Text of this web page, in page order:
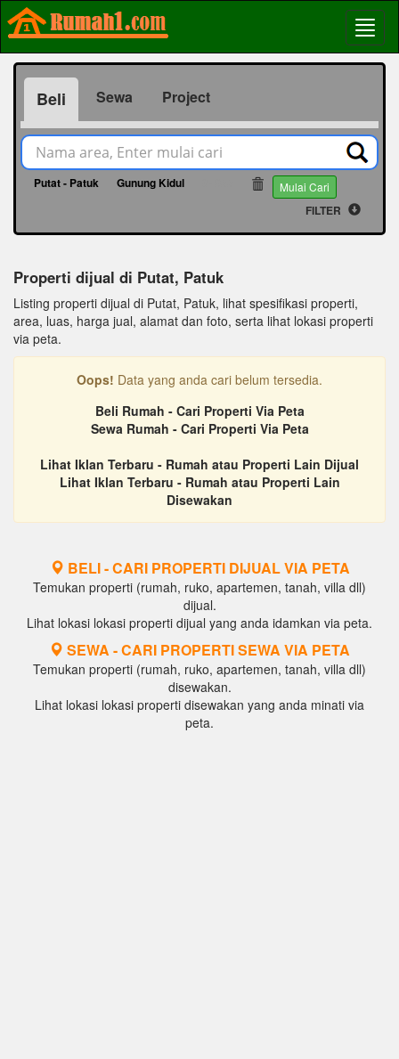
Beli Sewa Project
Putat - Patuk Gunung Kidul Mulai Cari
FILTER
Properti dijual di Putat, Patuk
Listing properti dijual di Putat, Patuk, lihat spesifikasi properti,
area, luas, harga jual, alamat dan foto, serta lihat lokasi properti
via peta.
Oops! Data yang anda cari belum tersedia.
Beli Rumah - Cari Properti Via Peta
Sewa Rumah - Cari Properti Via Peta
Lihat Iklan Terbaru - Rumah atau Properti Lain Dijual
Lihat Iklan Terbaru - Rumah atau Properti Lain
Disewakan
BELI - CARI PROPERTI DIJUAL VIA PETA
Temukan properti (rumah, ruko, apartemen, tanah, villa dll)
dijual.
Lihat lokasi lokasi properti dijual yang anda idamkan via peta.
SEWA - CARI PROPERTI SEWA VIA PETA
Temukan properti (rumah, ruko, apartemen, tanah, villa dll)
disewakan.
Lihat lokasi lokasi properti disewakan yang anda minati via
peta.